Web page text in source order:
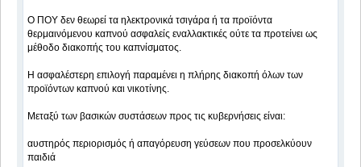
Ο ΠΟΥ δεν θεωρεί τα ηλεκτρονικά τσιγάρα ή τα προϊόντα
θερμαινόμενου καπνού ασφαλείς εναλλακτικές ούτε τα προτείνει ως
μέθοδο διακοπής του καπνίσματος.
Η ασφαλέστερη επιλογή παραμένει η πλήρης διακοπή όλων των
προϊόντων καπνού και νικοτίνης.
Μεταξύ των βασικών συστάσεων προς τις κυβερνήσεις είναι:
αυστηρός περιορισμός ή απαγόρευση γεύσεων που προσελκύουν
παιδιά